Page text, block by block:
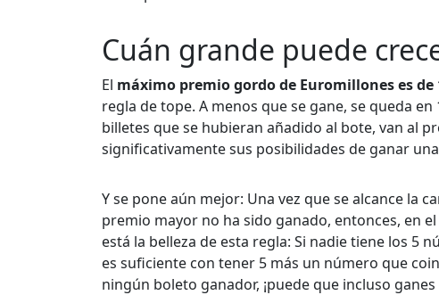
Cuán grande puede
El máximo premio gordo de Euromillones es de
regla de tope. A menos que se gane, se queda
billetes que se hubieran añadido al bote, van al
significativamente sus posibilidades de ganar
Y se pone aún mejor: Una vez que se alcance la
premio mayor no ha sido ganado, entonces, en
está la belleza de esta regla: Si nadie tiene los 5
es suficiente con tener 5 más un número que
ningún boleto ganador, ¡puede que incluso